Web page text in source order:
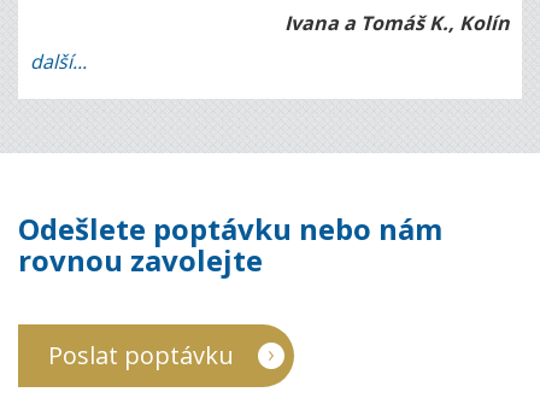
Ivana a Tomáš K., Kolín
další...
Odešlete poptávku nebo nám
rovnou zavolejte
Poslat poptávku